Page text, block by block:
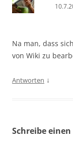
Na man, dass
von Wiki zu
Antworten ↓
Schreibe